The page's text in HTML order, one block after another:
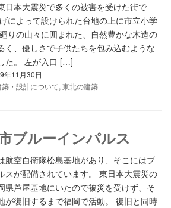
日本大震災で多くの被害を受けた街で
によって設けられた台地の上に市立小学
りの山々に囲まれた、自然豊かな木造の
く、優しさで子供たちを包み込むような
た。 左が入口 […]
年11月30日
築・設計について, 東北の建築
ブルーインパルス
航空自衛隊松島基地があり、そこにはブ
スが配備されています。 東日本大震災の
県芦屋基地にいたので被災を受けず、そ
が復旧するまで福岡で活動。 復旧と同時